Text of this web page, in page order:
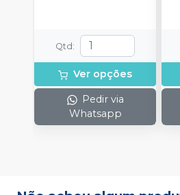
Qtd :
Ver opções
Pedir via
Whatsapp